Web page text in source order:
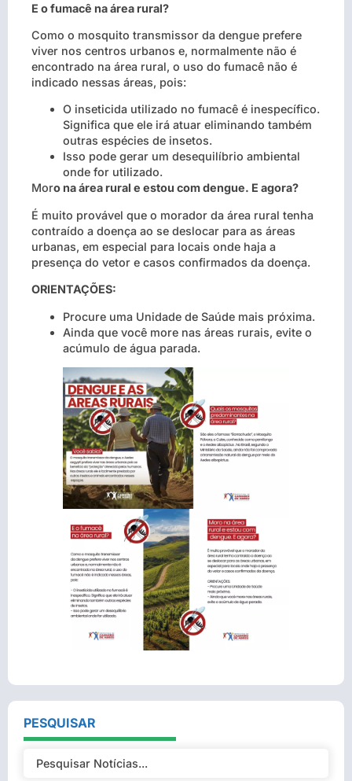
E o fumacê na área rural?
Como o mosquito transmissor da dengue prefere
viver nos centros urbanos e, normalmente não é
encontrado na área rural, o uso do fumacê não é
indicado nessas áreas, pois:
O inseticida utilizado no fumacê é inespecífico.
Significa que ele irá atuar eliminando também
outras espécies de insetos.
Isso pode gerar um desequilíbrio ambiental
onde for utilizado.
Moro na área rural e estou com dengue. E agora?
É muito provável que o morador da área rural tenha
contraído a doença ao se deslocar para as áreas
urbanas, em especial para locais onde haja a
presença do vetor e casos confirmados da doença.
ORIENTAÇÕES:
Procure uma Unidade de Saúde mais próxima.
Ainda que você more nas áreas rurais, evite o
acúmulo de água parada.
PESQUISAR